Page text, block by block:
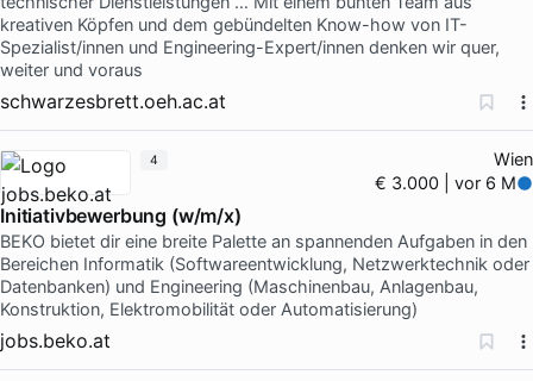
kreativen Köpfen und dem gebündelten Know-how von IT-
Spezialist/innen und Engineering-Expert/innen denken wir quer,
weiter und voraus
schwarzesbrett.oeh.ac.at
Wien
€ 3.000 | vor 6 M
Initiativbewerbung (w/m/x)
BEKO bietet dir eine breite Palette an spannenden Aufgaben in den
Bereichen Informatik (Softwareentwicklung, Netzwerktechnik oder
Datenbanken) und Engineering (Maschinenbau, Anlagenbau,
Konstruktion, Elektromobilität oder Automatisierung)
jobs.beko.at
4